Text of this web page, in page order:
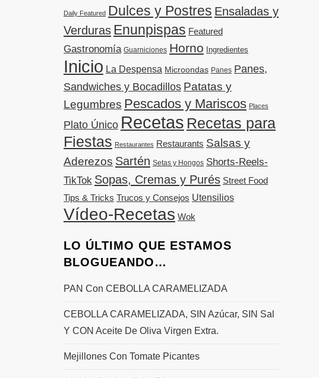
Daily Featured Dulces y Postres Ensaladas y
Verduras Enunpispas Featured
Gastronomía Guarniciones Horno Ingredientes
Inicio La Despensa Microondas Panes Panes,
Sandwiches y Bocadillos Patatas y
Legumbres Pescados y Mariscos Places
Plato Único Recetas Recetas para
Fiestas Restaurantes Restaurants Salsas y
Aderezos Sartén Setas y Hongos Shorts-Reels-
TikTok Sopas, Cremas y Purés Street Food
Tips & Tricks Trucos y Consejos Utensilios
Vídeo-Recetas Wok
LO ÚLTIMO QUE ESTAMOS
BLOGUEANDO…
PAN Con CEBOLLA CARAMELIZADA
CEBOLLA CARAMELIZADA, SIN Azúcar, SIN Sal
Y CON Aceite De Oliva Virgen Extra.
Mejillones Con Tomate Picantes